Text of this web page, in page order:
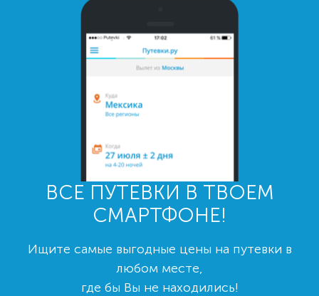
ВСЕ ПУТЕВКИ В ТВОЕМ
СМАРТФОНЕ!
Ищите самые выгодные цены на путевки в
любом месте,
где бы Вы не находились!